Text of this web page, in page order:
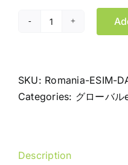
ル
ニ
ア
タ
SKU: Romania-ESIM-
Categories: グローバル
Description